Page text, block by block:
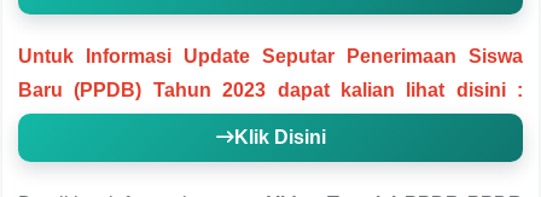
Untuk Informasi Update Seputar Penerimaan Siswa
Baru (PPDB) Tahun 2023 dapat kalian lihat disini :
Klik Disini